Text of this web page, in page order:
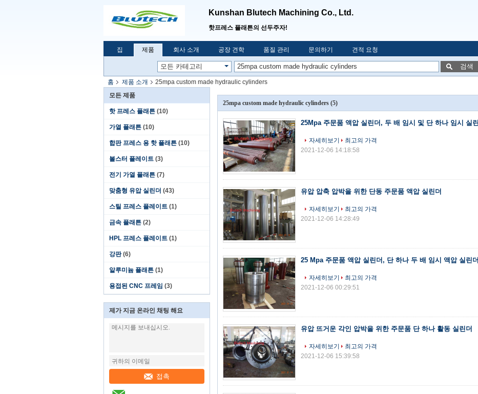
Kunshan Blutech Machining Co., Ltd.
핫프레스 플래튼의 선두주자!
집 제품 회사 소개 공장 견학 품질 관리 문의하기 견적 요청
검색
홈 제품 소개
25mpa custom made hydraulic cylinders
모든 제품
핫 프레스 플래튼 (10)
가열 플래튼 (10)
합판 프레스 용 핫 플래튼 (10)
볼스터 플레이트 (3)
전기 가열 플래튼 (7)
맞춤형 유압 실린더 (43)
스틸 프레스 플레이트 (1)
금속 플래튼 (2)
HPL 프레스 플레이트 (1)
강판 (6)
알루미늄 플래튼 (1)
용접된 CNC 프레임 (3)
제가 지금 온라인 채팅 해요
접촉
25mpa custom made hydraulic cylinders (5)
25Mpa 주문품 액압 실린더, 두 배 임시 및 단 하나 임시 실
자세히보기
최고의 가격
2021-12-06 14:18:58
유압 압축 압박을 위한 단동 주문품 액압 실린더
자세히보기
최고의 가격
2021-12-06 14:28:49
25 Mpa 주문품 액압 실린더, 단 하나 두 배 임시 액압 실린더
자세히보기
최고의 가격
2021-12-06 00:29:51
유압 뜨거운 각인 압박을 위한 주문품 단 하나 활동 실린더
자세히보기
최고의 가격
2021-12-06 15:39:58